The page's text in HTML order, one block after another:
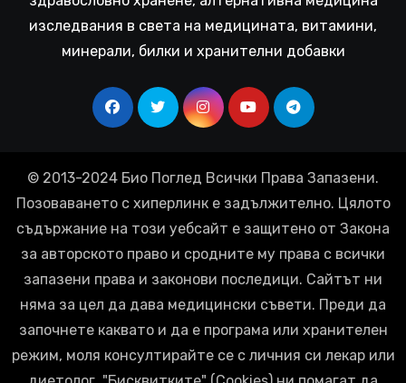
изследвания в света на медицината, витамини,
минерали, билки и хранителни добавки
© 2013-2024 Био Поглед Всички Права Запазени.
Позоваването с хиперлинк е задължително. Цялото
съдържание на този уебсайт е защитено от Закона
за авторското право и сродните му права с всички
запазени права и законови последици. Сайтът ни
няма за цел да дава медицински съвети. Преди да
започнете каквато и да е програма или хранителен
режим, моля консултирайте се с личния си лекар или